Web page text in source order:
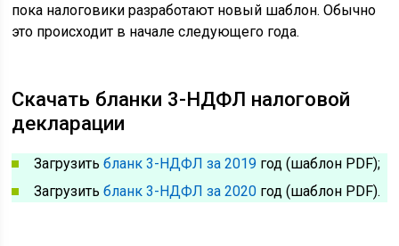
пока налоговики разработают новый шаблон. Обычно
это происходит в начале следующего года.
Скачать бланки 3-НДФЛ налоговой
декларации
Загрузитьбланк 3-НДФЛ за 2019 год (шаблон PDF);
Загрузитьбланк 3-НДФЛ за 2020 год (шаблон PDF).